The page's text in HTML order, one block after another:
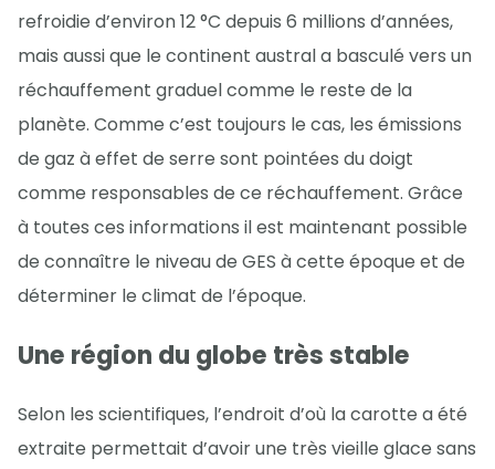
refroidie d’environ 12 °C depuis 6 millions d’années,
mais aussi que le continent austral a basculé vers un
réchauffement graduel comme le reste de la
planète. Comme c’est toujours le cas, les émissions
de gaz à effet de serre sont pointées du doigt
comme responsables de ce réchauffement. Grâce
à toutes ces informations il est maintenant possible
de connaître le niveau de GES à cette époque et de
déterminer le climat de l’époque.
Une région du globe très stable
Selon les scientifiques, l’endroit d’où la carotte a été
extraite permettait d’avoir une très vieille glace sans